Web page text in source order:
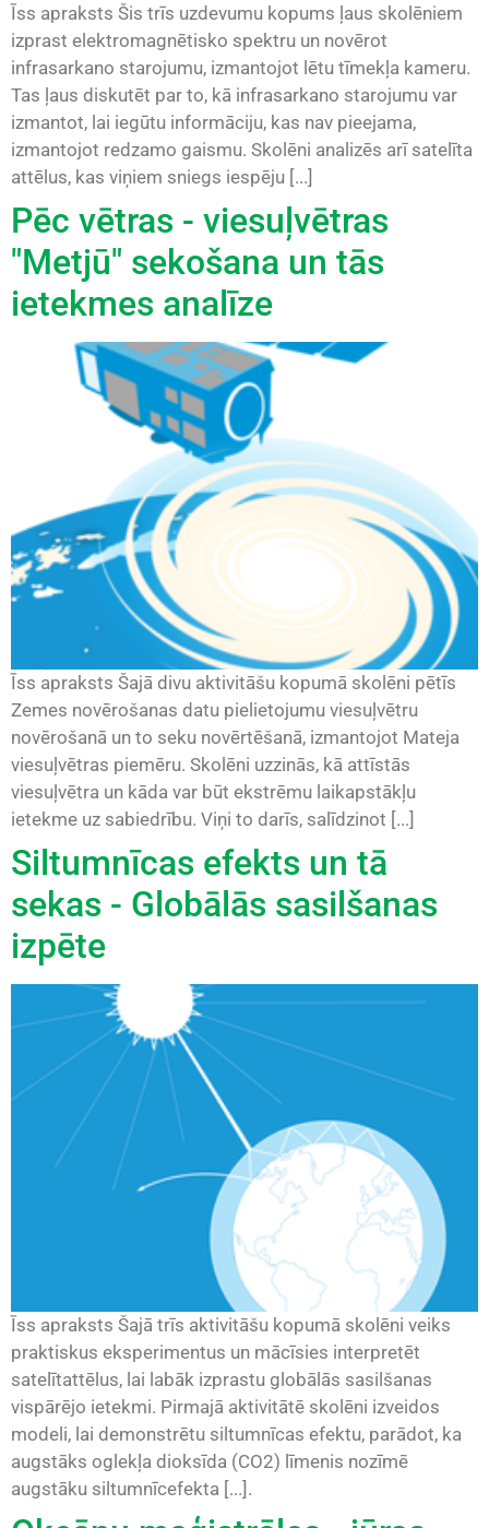
Īss apraksts Šis trīs uzdevumu kopums ļaus skolēniem
izprast elektromagnētisko spektru un novērot
infrasarkano starojumu, izmantojot lētu tīmekļa kameru.
Tas ļaus diskutēt par to, kā infrasarkano starojumu var
izmantot, lai iegūtu informāciju, kas nav pieejama,
izmantojot redzamo gaismu. Skolēni analizēs arī satelīta
attēlus, kas viņiem sniegs iespēju [...]
Pēc vētras - viesuļvētras
"Metjū" sekošana un tās
ietekmes analīze
Īss apraksts Šajā divu aktivitāšu kopumā skolēni pētīs
Zemes novērošanas datu pielietojumu viesuļvētru
novērošanā un to seku novērtēšanā, izmantojot Mateja
viesuļvētras piemēru. Skolēni uzzinās, kā attīstās
viesuļvētra un kāda var būt ekstrēmu laikapstākļu
ietekme uz sabiedrību. Viņi to darīs, salīdzinot [...]
Siltumnīcas efekts un tā
sekas - Globālās sasilšanas
izpēte
Īss apraksts Šajā trīs aktivitāšu kopumā skolēni veiks
praktiskus eksperimentus un mācīsies interpretēt
satelītattēlus, lai labāk izprastu globālās sasilšanas
vispārējo ietekmi. Pirmajā aktivitātē skolēni izveidos
modeli, lai demonstrētu siltumnīcas efektu, parādot, ka
augstāks oglekļa dioksīda (CO2) līmenis nozīmē
augstāku siltumnīcefekta [...].